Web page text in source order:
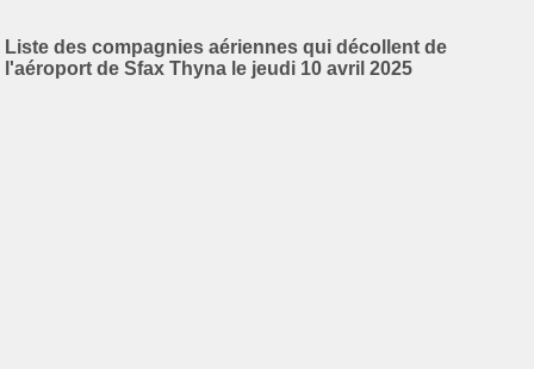
Liste des compagnies aériennes qui décollent de
l'aéroport de Sfax Thyna le jeudi 10 avril 2025